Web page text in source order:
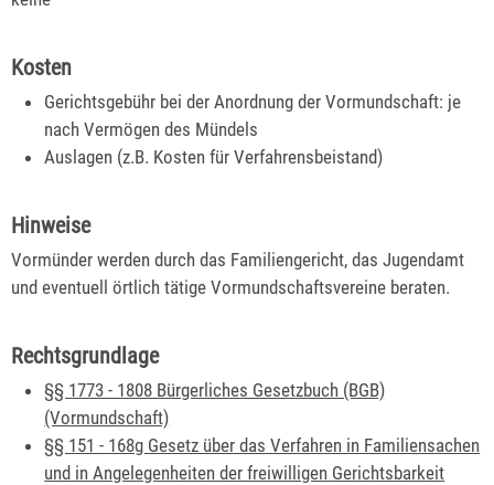
Kosten
Gerichtsgebühr bei der Anordnung der Vormundschaft: je
nach Vermögen des Mündels
Auslagen (z.B. Kosten für Verfahrensbeistand)
Hinweise
Vormünder werden durch das Familiengericht, das Jugendamt
und eventuell örtlich tätige Vormundschaftsvereine beraten.
Rechtsgrundlage
§§ 1773 - 1808 Bürgerliches Gesetzbuch (BGB)
(Vormundschaft)
§§ 151 - 168g Gesetz über das Verfahren in Familiensachen
und in Angelegenheiten der freiwilligen Gerichtsbarkeit